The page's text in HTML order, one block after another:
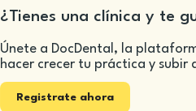
¿Tienes una clínica y te
Únete a DocDental, la
hacer crecer tu práctica y subir
Registrate ahora